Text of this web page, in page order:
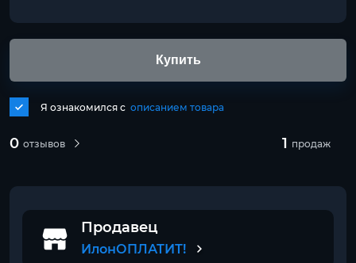
0 отзывов 1 продаж
Я ознакомился с описанием товара
Купить
Продавец
ИлонОПЛАТИТ!